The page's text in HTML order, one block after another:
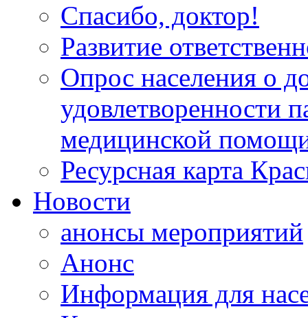
Спасибо, доктор!
Развитие
Опрос населения о
удовлетворенности
медицинской
Ресурсная карта
Новости
анонсы мероприятий
Анонс
Информация для